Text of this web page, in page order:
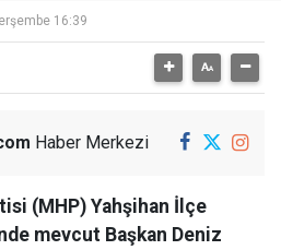
16:39
Haber Merkezi
(MHP) Yahşihan İlçe
mevcut Başkan Deniz